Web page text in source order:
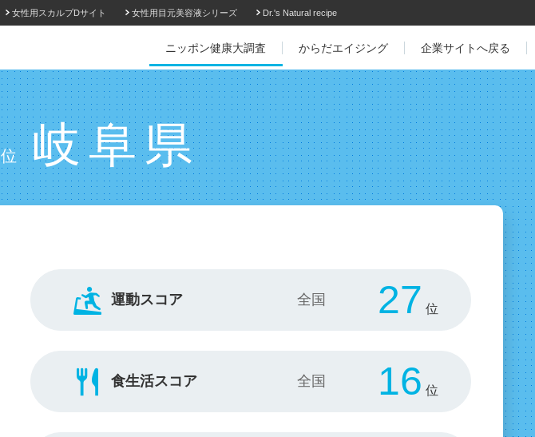
女性用スカルプDサイト 女性用目元美容液シリーズ Dr.'s Natural recipe
ニッポン健康大調査 からだエイジング 企業サイトへ戻る
位 岐阜県
運動スコア 27 位
食生活スコア 16 位